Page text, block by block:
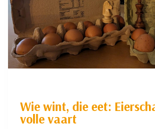
Wie wint, die eet:
volle vaart